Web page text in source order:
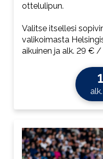
ottelulipun.
Valitse itsellesi
valikoimasta
aikuinen ja alk. 29 € /